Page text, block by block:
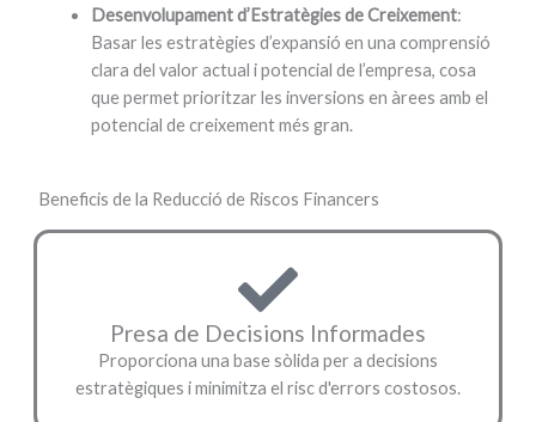
Desenvolupament d’Estratègies de Creixement:
Basar les estratègies d’expansió en una comprensió
clara del valor actual i potencial de l’empresa, cosa
que permet prioritzar les inversions en àrees amb el
potencial de creixement més gran.
Beneficis de la Reducció de Riscos Financers
Presa de Decisions Informades
Proporciona una base sòlida per a decisions
estratègiques i minimitza el risc d'errors costosos.